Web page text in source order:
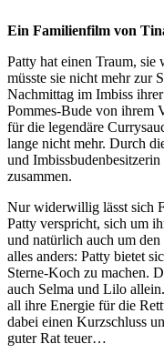
Ein Familienfilm von
Patty hat einen Traum,
müsste sie nicht mehr zur
Nachmittag im Imbiss
Pommes-Bude von ihrem
für die legendäre
lange nicht mehr. Durch
und
zusammen.
Nur widerwillig lässt sich
Patty verspricht, sich um
und natürlich auch um
alles anders: Patty bietet
Sterne-Koch zu machen.
auch Selma und Lilo
all ihre Energie für die
dabei einen Kurzschluss
guter Rat teuer…